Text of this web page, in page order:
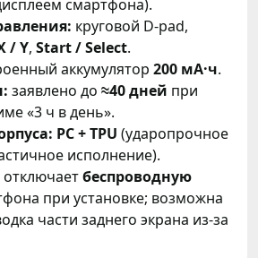
смартфона).
круговой D-pad,
/ Y, Start / Select.
аккумулятор 200 мА·ч.
заявлено до ≈40 дней при
«3 ч в день».
PC + TPU (ударопрочное
исполнение).
отключаетбеспроводную
при установке; возможна
части заднего экрана из-за